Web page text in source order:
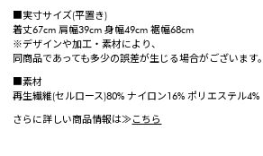
■実寸サイズ(平置き)
着丈67cm 肩幅39cm 身幅49cm 裾幅68cm
※デザインや加工・素材により、
同商品であっても多少の誤差が生じる場合がございます。
■素材
再生繊維(セルロース)80% ナイロン16% ポリエステル4%
さらに詳しい商品情報は≫こちら